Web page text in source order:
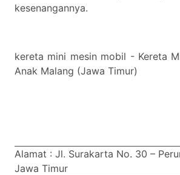
kesenangannya.
kereta mini mesin mobil - Kereta
Anak Malang (Jawa Timur)
Alamat : Jl. Surakarta No. 30 –
Jawa Timur